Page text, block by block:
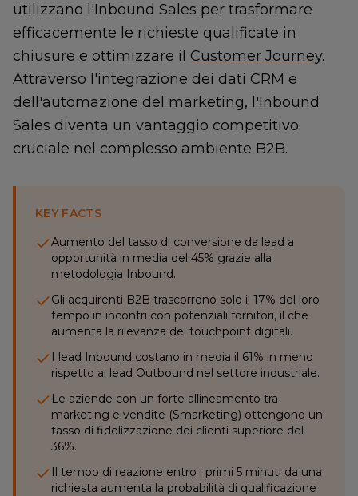
utilizzano l'Inbound Sales per trasformare
efficacemente le richieste qualificate in
chiusure e ottimizzare il Customer Journey.
Attraverso l'integrazione dei dati CRM e
dell'automazione del marketing, l'Inbound
Sales diventa un vantaggio competitivo
cruciale nel complesso ambiente B2B.
KEY FACTS
Aumento del tasso di conversione da lead a
opportunità in media del 45% grazie alla
metodologia Inbound.
Gli acquirenti B2B trascorrono solo il 17% del loro
tempo in incontri con potenziali fornitori, il che
aumenta la rilevanza dei touchpoint digitali.
I lead Inbound costano in media il 61% in meno
rispetto ai lead Outbound nel settore industriale.
Le aziende con un forte allineamento tra
marketing e vendite (Smarketing) ottengono un
tasso di fidelizzazione dei clienti superiore del
36%.
Il tempo di reazione entro i primi 5 minuti da una
richiesta aumenta la probabilità di qualificazione